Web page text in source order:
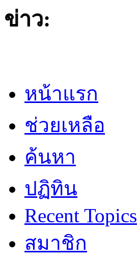
ข่าว:
หน้าแรก
ช่วยเหลือ
ค้นหา
ปฏิทิน
Recent Topics
สมาชิก